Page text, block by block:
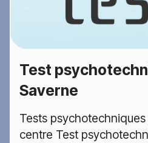
Test
Saverne
Tests
centre Test